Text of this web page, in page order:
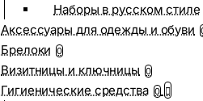
Наборы в русском стиле
Аксессуары для одежды и обуви
Брелоки 0
Визитницы и ключницы 0
Гигиенические средства 0